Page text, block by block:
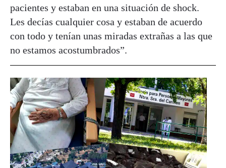
pacientes y estaban en una situación de shock.
Les decías cualquier cosa y estaban de acuerdo
con todo y tenían unas miradas extrañas a las que
no estamos acostumbrados”.